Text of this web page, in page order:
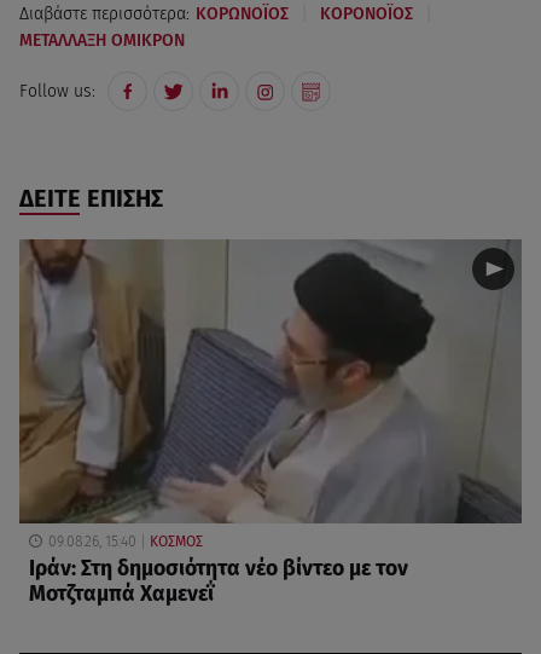
Διαβάστε περισσότερα: ΚΟΡΩΝΟΪΟΣ ΚΟΡΟΝΟΪΟΣ
ΜΕΤΑΛΛΑΞΗ ΟΜΙΚΡΟΝ
Follow us:
ΔΕΙΤΕ ΕΠΙΣΗΣ
09.08.26, 15:40 ΚΟΣΜΟΣ
Ιράν: Στη δημοσιότητα νέο βίντεο με τον
Μοτζταμπά Χαμενεΐ